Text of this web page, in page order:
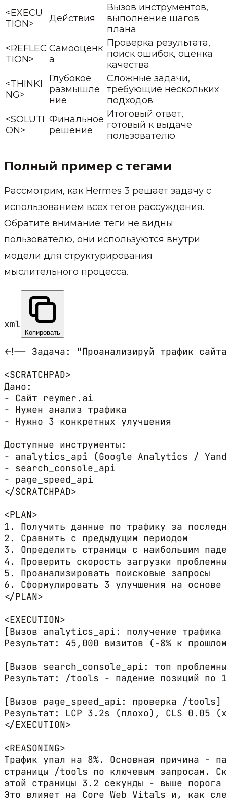
<EXECU
TION>
Действия
Вызов инструментов,
выполнение шагов
плана
<REFLEC
TION>
Самооценк
а
Проверка результата,
поиск ошибок, оценка
качества
<THINKI
NG>
Глубокое
размышле
ние
Сложные задачи,
требующие нескольких
подходов
<SOLUTI
ON>
Финальное
решение
Итоговый ответ,
готовый к выдаче
пользователю
Полный пример с тегами
Рассмотрим, как Hermes 3 решает задачу с
использованием всех тегов рассуждения.
Обратите внимание: теги не видны
пользователю, они используются внутри
модели для структурирования
мыслительного процесса.
xml
Копировать
<!-- Задача: "Проанализируй трафик
<SCRATCHPAD>
Дано:
- Сайт reymer.ai
- Нужен анализ трафика
- Нужно 3 конкретных улучшения
Доступные инструменты:
- analytics_api (Google Analytics /
- search_console_api
- page_speed_api
</SCRATCHPAD>
<PLAN>
1. Получить данные по трафику за
2. Сравнить с предыдущим периодом
3. Определить страницы с наибольшим
4. Проверить скорость загрузки
5. Проанализировать поисковые запросы
6. Сформулировать 3 улучшения на основе
</PLAN>
<EXECUTION>
[Вызов analytics_api: получение
Результат: 45,000 визитов (-8% к
[Вызов search_console_api: топ
Результат: /tools - падение позиций по
[Вызов page_speed_api: проверка /tools]
Результат: LCP 3.2s (плохо), CLS 0.05
</EXECUTION>
<REASONING>
Трафик упал на 8%. Основная причина -
страницы /tools по ключевым запросам.
этой страницы 3.2 секунды - выше
Это влияет на Core Web Vitals и, как